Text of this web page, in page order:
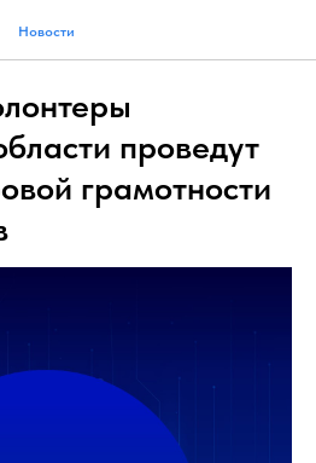
Новости
проведут
грамотности